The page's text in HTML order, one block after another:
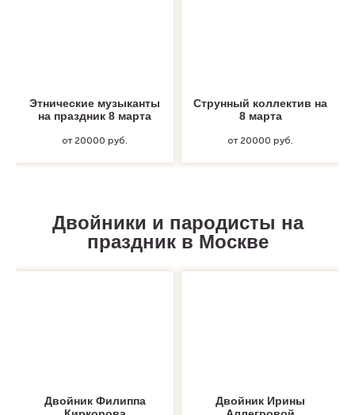
Этнические музыканты
на праздник 8 марта
от 20000 руб.
Струнный коллектив на
8 марта
от 20000 руб.
Двойники и пародисты на
праздник в Москве
Двойник Филиппа
Двойник Ирины